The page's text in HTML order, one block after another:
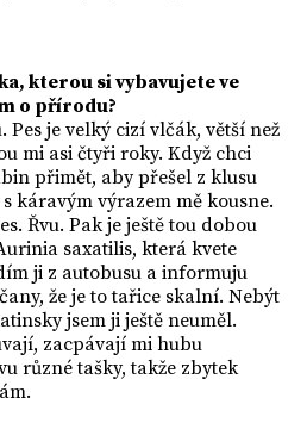
kterou si vybavujete ve
o přírodu?
Pes je velký cizí vlčák, větší než
mi asi čtyři roky. Když chci
přimět, aby přešel z klusu
káravým výrazem mě kousne.
Řvu. Pak je ještě tou dobou
saxatilis, která kvete
ji z autobusu a informuju
že je to tařice skalní. Nebýt
jsem ji ještě neuměl.
zacpávají mi hubu
různé tašky, takže zbytek